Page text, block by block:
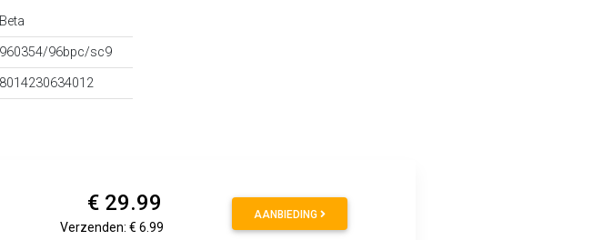
Beta
960354/96bpc/sc9
8014230634012
€ 29.99
Verzenden: € 6.99
AANBIEDING